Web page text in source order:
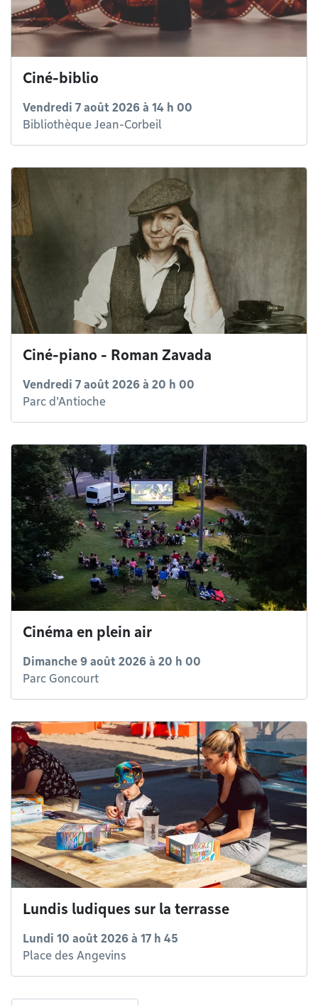
Ciné-biblio
Vendredi 7 août 2026 à 14 h 00
Bibliothèque Jean-Corbeil
Ciné-piano - Roman Zavada
Vendredi 7 août 2026 à 20 h 00
Parc d'Antioche
Cinéma en plein air
Dimanche 9 août 2026 à 20 h 00
Parc Goncourt
Lundis ludiques sur la terrasse
Lundi 10 août 2026 à 17 h 45
Place des Angevins